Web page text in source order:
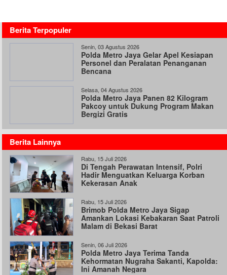
Berita Terpopuler
Senin, 03 Agustus 2026
Polda Metro Jaya Gelar Apel Kesiapan
Personel dan Peralatan Penanganan
Bencana
Selasa, 04 Agustus 2026
Polda Metro Jaya Panen 82 Kilogram
Pakcoy untuk Dukung Program Makan
Bergizi Gratis
Berita Lainnya
Rabu, 15 Juli 2026
Di Tengah Perawatan Intensif, Polri
Hadir Menguatkan Keluarga Korban
Kekerasan Anak
Rabu, 15 Juli 2026
Brimob Polda Metro Jaya Sigap
Amankan Lokasi Kebakaran Saat Patroli
Malam di Bekasi Barat
Senin, 06 Juli 2026
Polda Metro Jaya Terima Tanda
Kehormatan Nugraha Sakanti, Kapolda:
Ini Amanah Negara